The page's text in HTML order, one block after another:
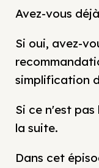
Avez-vous
Si oui, avez-
simplification
Si ce n'est
la suite.
Dans cet